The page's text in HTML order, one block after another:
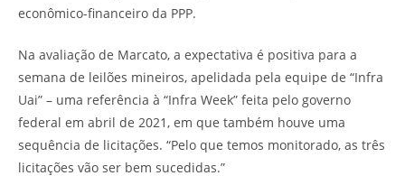
econômico-financeiro da PPP.
Na avaliação de Marcato, a expectativa é positiva para a
semana de leilões mineiros, apelidada pela equipe de “Infra
Uai” – uma referência à “Infra Week” feita pelo governo
federal em abril de 2021, em que também houve uma
sequência de licitações. “Pelo que temos monitorado, as três
licitações vão ser bem sucedidas.”